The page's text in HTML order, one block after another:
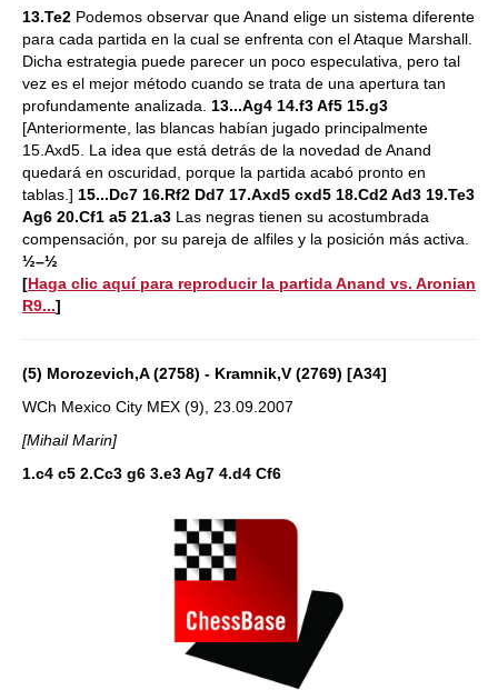
13.Te2 Podemos observar que Anand elige un sistema diferente
para cada partida en la cual se enfrenta con el Ataque Marshall.
Dicha estrategia puede parecer un poco especulativa, pero tal
vez es el mejor método cuando se trata de una apertura tan
profundamente analizada. 13...Ag4 14.f3 Af5 15.g3
[Anteriormente, las blancas habían jugado principalmente
15.Axd5. La idea que está detrás de la novedad de Anand
quedará en oscuridad, porque la partida acabó pronto en
tablas.] 15...Dc7 16.Rf2 Dd7 17.Axd5 cxd5 18.Cd2 Ad3 19.Te3
Ag6 20.Cf1 a5 21.a3 Las negras tienen su acostumbrada
compensación, por su pareja de alfiles y la posición más activa.
½–½
[Haga clic aquí para reproducir la partida Anand vs. Aronian
R9...]
(5) Morozevich,A (2758) - Kramnik,V (2769) [A34]
WCh Mexico City MEX (9), 23.09.2007
[Mihail Marin]
1.c4 c5 2.Cc3 g6 3.e3 Ag7 4.d4 Cf6